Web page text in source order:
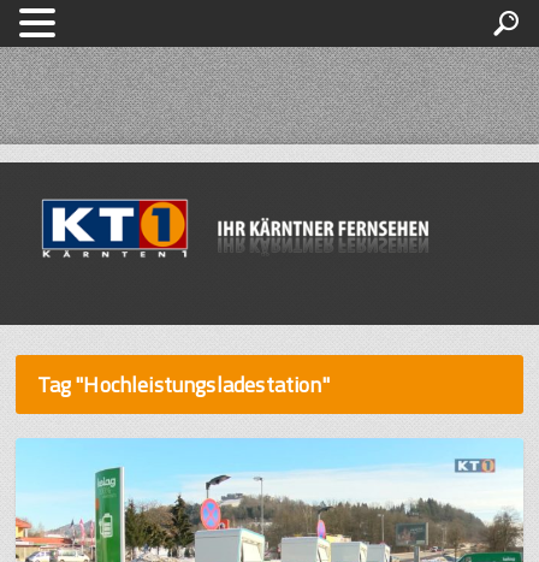
Tag "Hochleistungsladestation"